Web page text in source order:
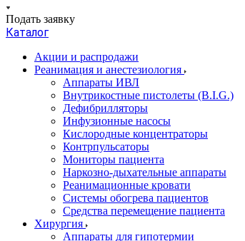
Подать заявку
Каталог
Акции и распродажи
Реанимация и анестезиология
Аппараты ИВЛ
Внутрикостные пистолеты (B.I.G.)
Дефибрилляторы
Инфузионные насосы
Кислородные концентраторы
Контрпульсаторы
Мониторы пациента
Наркозно-дыхательные аппараты
Реанимационные кровати
Системы обогрева пациентов
Средства перемещение пациента
Хирургия
Аппараты для гипотермии